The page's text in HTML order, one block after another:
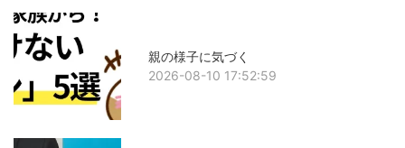
親の様子に気づく
2026-08-10 17:52:59